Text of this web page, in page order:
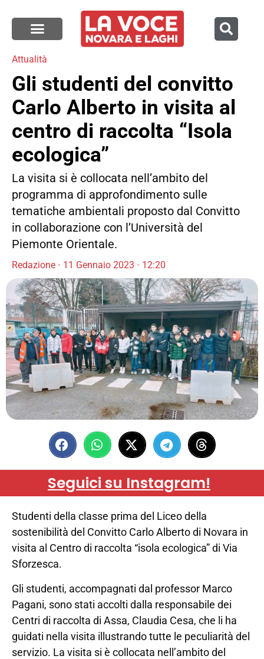
Attualità
Gli studenti del convitto
Carlo Alberto in visita al
centro di raccolta “Isola
ecologica”
La visita si è collocata nell’ambito del
programma di approfondimento sulle
tematiche ambientali proposto dal Convitto
in collaborazione con l’Università del
Piemonte Orientale.
Redazione 11 Gennaio 2023 12:20
Seguici su Instagram!
Studenti della classe prima del Liceo della
sostenibilità del Convitto Carlo Alberto di Novara in
visita al Centro di raccolta “isola ecologica” di Via
Sforzesca.
Gli studenti, accompagnati dal professor Marco
Pagani, sono stati accolti dalla responsabile dei
Centri di raccolta di Assa, Claudia Cesa, che li ha
guidati nella visita illustrando tutte le peculiarità del
servizio. La visita si è collocata nell’ambito del